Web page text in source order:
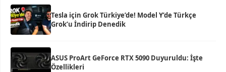
Tesla için Grok Türkiye’de! Model Y’de Türkçe
Grok’u İndirip Denedik
ASUS ProArt GeForce RTX 5090 Duyuruldu: İşte
Özellikleri